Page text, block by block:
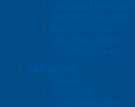
Lĩnh Vực Hoạt Động
Sứ Mệnh Tầm Nhìn
Sơ Đồ Tổ Chức
Văn Hóa Công ty
Cơ Hội Việc Làm
Sản phẩm
Cửa gỗ
Cửa nhựa
Cửa chống cháy